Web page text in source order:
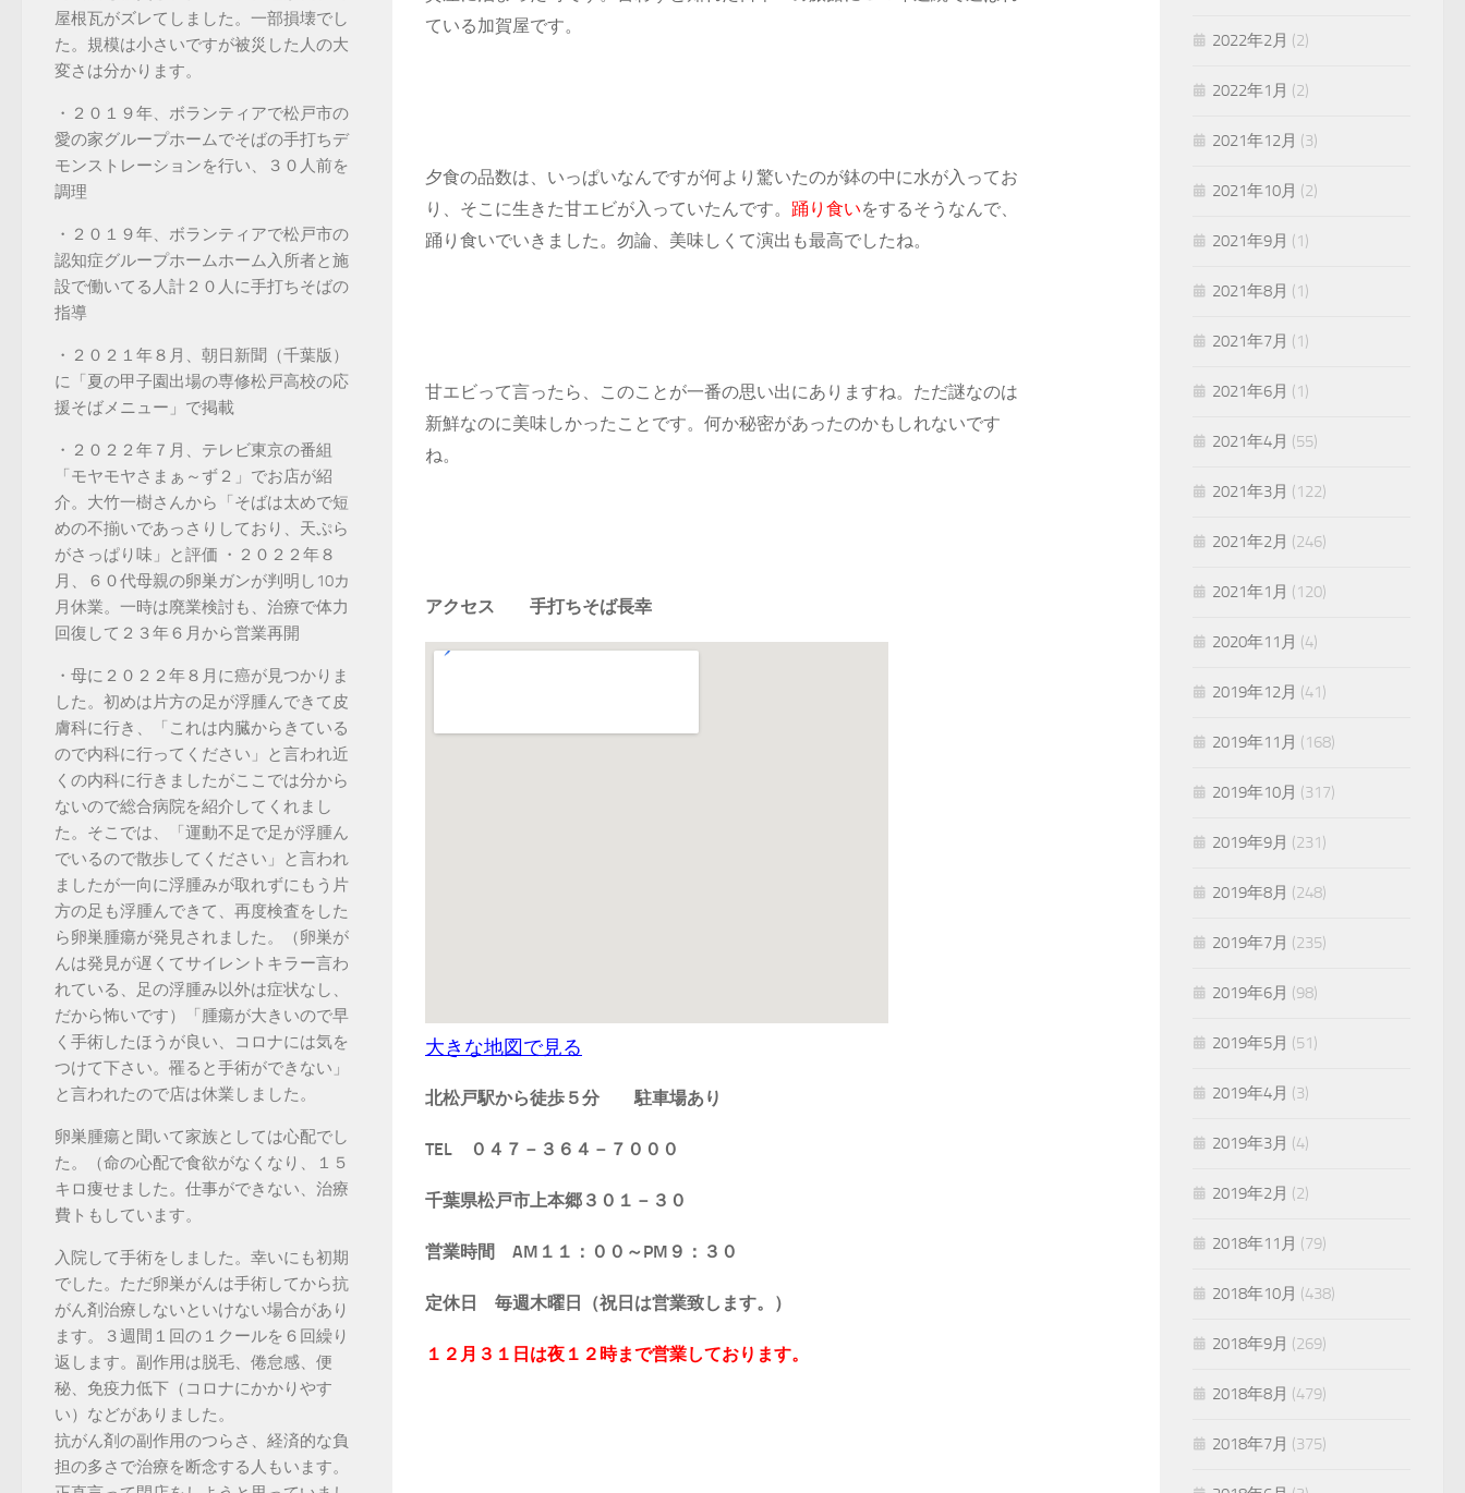
ている加賀屋です。
夕食の品数は、いっぱいなんですが何より驚いたのが鉢の中に水が入ってお
り、そこに生きた甘エビが入っていたんです。 踊り食いをするそうなんで、
踊り食いでいきました。勿論、美味しくて演出も最高でしたね。
甘エビって言ったら、このことが一番の思い出にありますね。ただ謎なのは
新鮮なのに美味しかったことです。何か秘密があったのかもしれないです
ね。
アクセス 手打ちそば長幸
大きな地図で見る
北松戸駅から徒歩５分 駐車場あり
TEL ０４７－３６４－７０００
千葉県松戸市上本郷３０１－３０
営業時間 AM１１：００～PM９：３０
定休日 毎週木曜日（祝日は営業致します。）
１２月３１日は夜１２時まで営業しております。
屋根瓦がズレてしました。一部損壊でし
た。規模は小さいですが被災した人の大
変さは分かります。
・２０１９年、ボランティアで松戸市の
愛の家グループホームでそばの手打ちデ
モンストレーションを行い、３０人前を
調理
・２０１９年、ボランティアで松戸市の
認知症グループホームホーム入所者と施
設で働いてる人計２０人に手打ちそばの
指導
・２０２１年８月、朝日新聞（千葉版）
に「夏の甲子園出場の専修松戸高校の応
援そばメニュー」で掲載
・２０２２年７月、テレビ東京の番組
「モヤモヤさまぁ～ず２」でお店が紹
介。大竹一樹さんから「そばは太めで短
めの不揃いであっさりしており、天ぷら
がさっぱり味」と評価 ・２０２２年８
月、６０代母親の卵巣ガンが判明し10カ
月休業。一時は廃業検討も、治療で体力
回復して２３年６月から営業再開
・母に２０２２年８月に癌が見つかりま
した。初めは片方の足が浮腫んできて皮
膚科に行き、「これは内臓からきている
ので内科に行ってください」と言われ近
くの内科に行きましたがここでは分から
ないので総合病院を紹介してくれまし
た。そこでは、「運動不足で足が浮腫ん
でいるので散歩してください」と言われ
ましたが一向に浮腫みが取れずにもう片
方の足も浮腫んできて、再度検査をした
ら卵巣腫瘍が発見されました。（卵巣が
んは発見が遅くてサイレントキラー言わ
れている、足の浮腫み以外は症状なし、
だから怖いです）「腫瘍が大きいので早
く手術したほうが良い、コロナには気を
つけて下さい。罹ると手術ができない」
と言われたので店は休業しました。
卵巣腫瘍と聞いて家族としては心配でし
た。（命の心配で食欲がなくなり、１５
キロ痩せました。仕事ができない、治療
費トもしています。
入院して手術をしました。幸いにも初期
でした。ただ卵巣がんは手術してから抗
がん剤治療しないといけない場合があり
ます。３週間１回の１クールを６回繰り
返します。副作用は脱毛、倦怠感、便
秘、免疫力低下（コロナにかかりやす
い）などがありました。
抗がん剤の副作用のつらさ、経済的な負
担の多さで治療を断念する人もいます。
2022年2月 (2)
2022年1月 (2)
2021年12月 (3)
2021年10月 (2)
2021年9月 (1)
2021年8月 (1)
2021年7月 (1)
2021年6月 (1)
2021年4月 (55)
2021年3月 (122)
2021年2月 (246)
2021年1月 (120)
2020年11月 (4)
2019年12月 (41)
2019年11月 (168)
2019年10月 (317)
2019年9月 (231)
2019年8月 (248)
2019年7月 (235)
2019年6月 (98)
2019年5月 (51)
2019年4月 (3)
2019年3月 (4)
2019年2月 (2)
2018年11月 (79)
2018年10月 (438)
2018年9月 (269)
2018年8月 (479)
2018年7月 (375)